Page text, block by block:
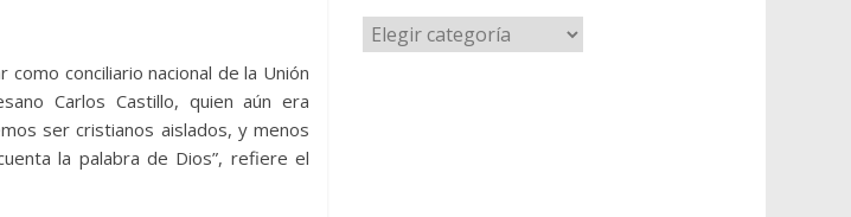
conciliario nacional de la Unión
Carlos Castillo, quien aún era
ser cristianos aislados, y menos
la palabra de Dios”, refiere el